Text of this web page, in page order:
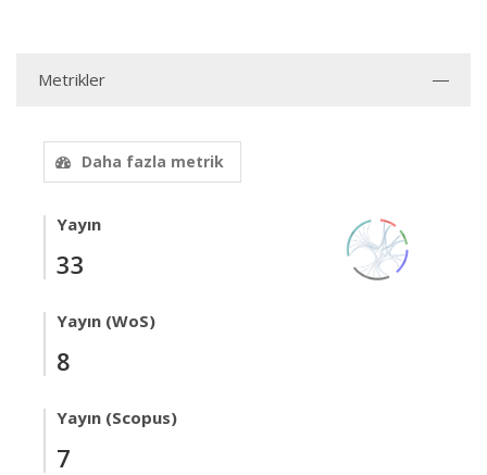
Metrikler
Daha fazla metrik
Yayın
33
Yayın (WoS)
8
Yayın (Scopus)
7